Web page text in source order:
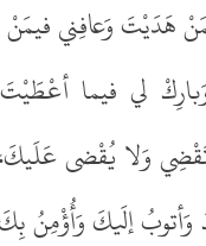
هَدَيْتَ وَعافِني
لي فيما
وَلا يُقْضى
وَأتوبُ إلَيكَ وَأُؤْمِنُ